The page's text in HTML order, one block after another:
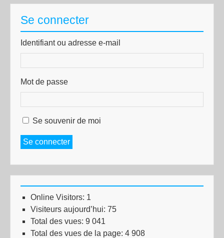
Se connecter
Identifiant ou adresse e-mail
Mot de passe
Se souvenir de moi
Se connecter
Online Visitors: 1
Visiteurs aujourd’hui: 75
Total des vues: 9 041
Total des vues de la page: 4 908